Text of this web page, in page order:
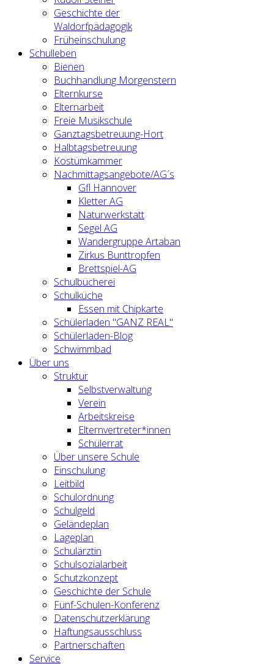
Geschichte der
Waldorfpädagogik
Früheinschulung
Schulleben
Bienen
Buchhandlung Morgenstern
Elternkurse
Elternarbeit
Freie Musikschule
Ganztagsbetreuung-Hort
Halbtagsbetreuung
Kostümkammer
Nachmittagsangebote/AG´s
Gfl Hannover
Kletter AG
Naturwerkstatt
Segel AG
Wandergruppe Artaban
Zirkus Bunttropfen
Brettspiel-AG
Schulbücherei
Schulküche
Essen mit Chipkarte
Schülerladen "GANZ REAL"
Schülerladen-Blog
Schwimmbad
Über uns
Struktur
Selbstverwaltung
Verein
Arbeitskreise
Elternvertreter*innen
Schülerrat
Über unsere Schule
Einschulung
Leitbild
Schulordnung
Schulgeld
Geländeplan
Lageplan
Schulärztin
Schulsozialarbeit
Schutzkonzept
Geschichte der Schule
Fünf-Schulen-Konferenz
Datenschutzerklärung
Haftungsausschluss
Partnerschaften
Service